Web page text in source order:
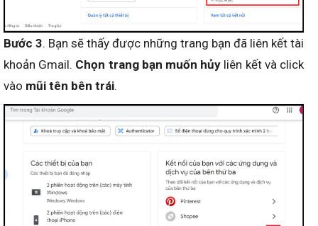
Bước 3. Bạn sẽ thấy được những trang bạn đã liên kết tài
khoản Gmail. Chọn trang bạn muốn hủy liên kết và click
vào mũi tên bên trái.